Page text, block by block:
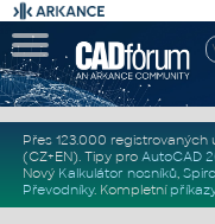
Přes 123.000 registrovaných
(CZ+EN). Tipy pro AutoCAD
Nový Kalkulátor nosníků,
Převodníky. Kompletní